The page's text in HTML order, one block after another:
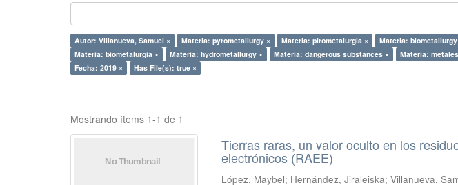
Autor: Villanueva, Samuel × Materia: pyrometallurgy × Materia: pirometalurgia × Materia: biometallurgy
Materia: biometalurgia ×
Materia: hydrometallurgy × Materia: dangerous substances × Materia:
Fecha: 2019 ×
Has File(s): true ×
Mostrando ítems 1-1 de 1
Tierras raras, un valor oculto en los
electrónicos (RAEE)
López, Maybel; Hernández, Jiraleiska;Villanueva,